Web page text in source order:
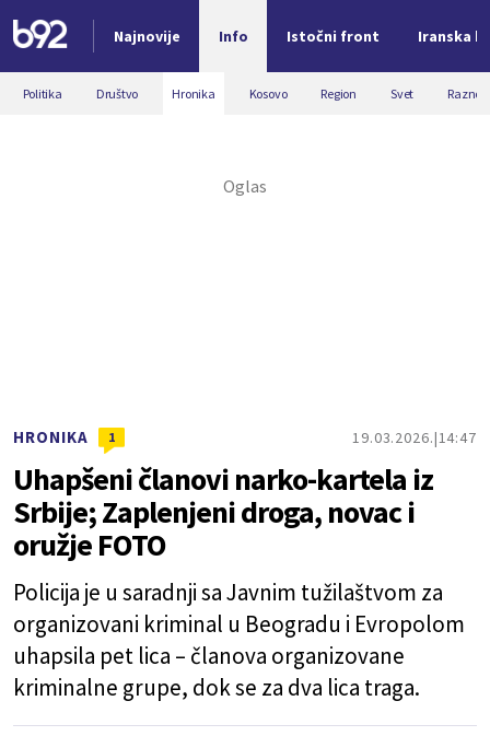
Najnovije Info Istočni front Iranska
Nova vest
Politika Društvo Hronika Kosovo Region Svet Razno
HRONIKA 1 19.03.2026. 14:47
Uhapšeni članovi narko-kartela iz
Srbije; Zaplenjeni droga, novac i
oružje FOTO
Policija je u saradnji sa Javnim tužilaštvom za
organizovani kriminal u Beogradu i Evropolom
uhapsila pet lica – članova organizovane
kriminalne grupe, dok se za dva lica traga.